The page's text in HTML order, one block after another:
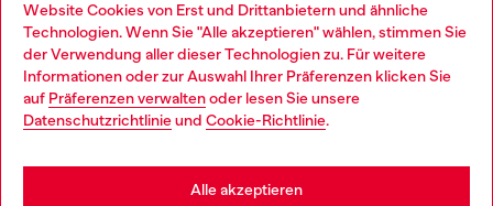
Website Cookies von Erst und Drittanbietern und ähnliche
Technologien. Wenn Sie "Alle akzeptieren" wählen, stimmen Sie
der Verwendung aller dieser Technologien zu. Für weitere
Informationen oder zur Auswahl Ihrer Präferenzen klicken Sie
auf Präferenzen verwaltenoder lesen Sie unsere
Datenschutzrichtlinieund Cookie-Richtlinie.
Alle akzeptieren
CORPORATE
Choose your location
You are currently browsing Österreich website, but it seems you
may be based in United States